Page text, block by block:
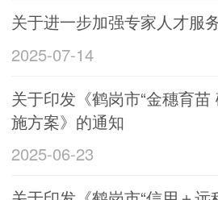
关于进一步加强专家人才服
2025-07-14
关于印发《鹤岗市“金穗育苗
施方案》的通知
2025-06-23